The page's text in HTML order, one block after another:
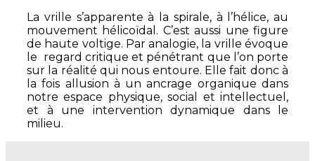
La vrille s’apparente à la spirale, à l’hélice, au
mouvement hélicoïdal. C’est aussi une figure
de haute voltige. Par analogie, la vrille évoque
le regard critique et pénétrant que l’on porte
sur la réalité qui nous entoure. Elle fait donc à
la fois allusion à un ancrage organique dans
notre espace physique, social et intellectuel,
et à une intervention dynamique dans le
milieu.